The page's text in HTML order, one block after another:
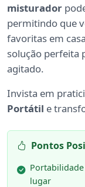
misturador
permitindo que
favoritas em
solução perfeita
agitado.
Invista em
Portátil e
Pontos
lugar